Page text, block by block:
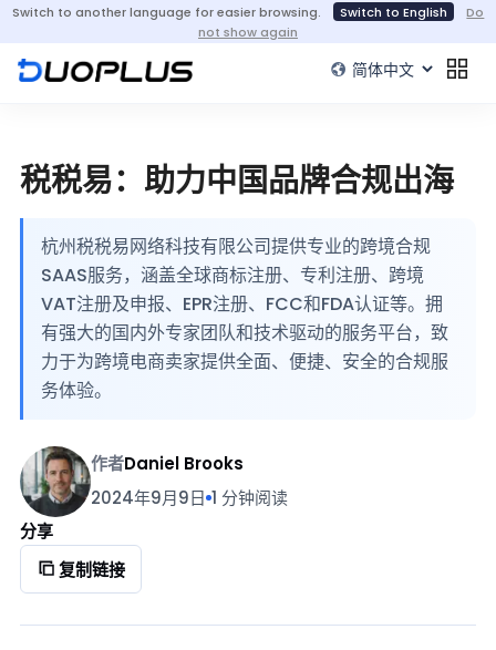
Switch to another language for easier browsing. Switch to English
Do
not show again
税税易：助力中国品牌合规出海
杭州税税易网络科技有限公司提供专业的跨境合规
SAAS服务，涵盖全球商标注册、专利注册、跨境
VAT注册及申报、EPR注册、FCC和FDA认证等。拥
有强大的国内外专家团队和技术驱动的服务平台，致
力于为跨境电商卖家提供全面、便捷、安全的合规服
务体验。
作者Daniel Brooks
2024年9月9日 1 分钟阅读
分享
复制链接